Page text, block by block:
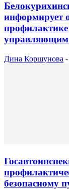
информирует
Дина Коршунова -
безопасному